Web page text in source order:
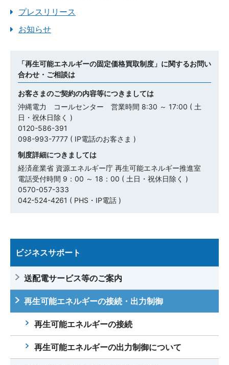
でんき予報（再生可能エネルギー出力制御見通し）公表
2022.11.07
FIT・FIP認定を取得された発電事業者さまへ
2021.03.31
指定電気事業者制度の廃止について(PDF)
2018.11.12
沖縄本島系統における再生可能エネルギーの出力制御見
通し(2018年度算定値)の算定結果等について(PDF)
2018.06.22
島、波照間島)における30日等出力制御枠(目安)の算定結
果について
2018.05.10
太陽光お申し込み時における提出資料の追加について
沖縄離島系統における再生可能エネルギー発電設備の出
力制御について
プレスリリース
お知らせ
「再生可能エネルギーの固定価格買取制度」に関するお問い
合わせ・ご相談は
お客さまのご契約の内容等につきましては
沖縄電力 コールセンター 営業時間 8:30 ～ 17:00 ( 土
日・祝休日除く )
0120-586-391
098-993-7777 ( IP電話のお客さま )
制度詳細につきましては
経済産業省 資源エネルギー庁 再生可能エネルギー推進室
電話受付時間 9：00 ～ 18：00 ( 土日・祝休日除く )
0570-057-333
042-524-4261 ( PHS・IP電話 )
ビジネスサポート
送配電サービス等のご案内
再生可能エネルギーの接続・出力制御
再生可能エネルギーの接続
再生可能エネルギーの出力制御について